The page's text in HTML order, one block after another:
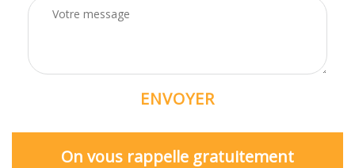
On vous rappelle gratuitement